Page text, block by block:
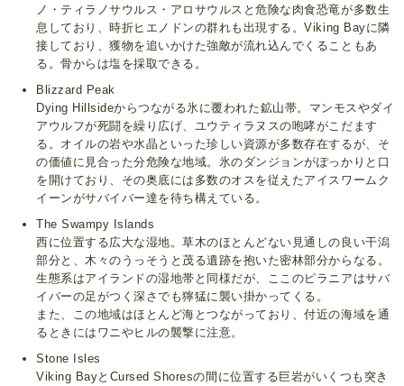
ノ・ティラノサウルス・アロサウルスと危険な肉食恐竜が多数生
息しており、時折ヒエノドンの群れも出現する。Viking Bayに隣
接しており、獲物を追いかけた強敵が流れ込んでくることもあ
る。骨からは塩を採取できる。
Blizzard Peak
Dying Hillsideからつながる氷に覆われた鉱山帯。マンモスやダイ
アウルフが死闘を繰り広げ、ユウティラヌスの咆哮がこだます
る。オイルの岩や水晶といった珍しい資源が多数存在するが、そ
の価値に見合った分危険な地域。氷のダンジョンがぽっかりと口
を開けており、その奥底には多数のオスを従えたアイスワームク
イーンがサバイバー達を待ち構えている。
The Swampy Islands
西に位置する広大な湿地。草木のほとんどない見通しの良い干潟
部分と、木々のうっそうと茂る遺跡を抱いた密林部分からなる。
生態系はアイランドの湿地帯と同様だが、ここのピラニアはサバ
イバーの足がつく深さでも獰猛に襲い掛かってくる。
また、この地域はほとんど海とつながっており、付近の海域を通
るときにはワニやヒルの襲撃に注意。
Stone Isles
Viking BayとCursed Shoresの間に位置する巨岩がいくつも突き